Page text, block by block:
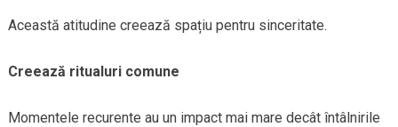
Această atitudine creează spațiu pentru sinceritate.
Creează ritualuri comune
Momentele recurente au un impact mai mare decât întâlnirile